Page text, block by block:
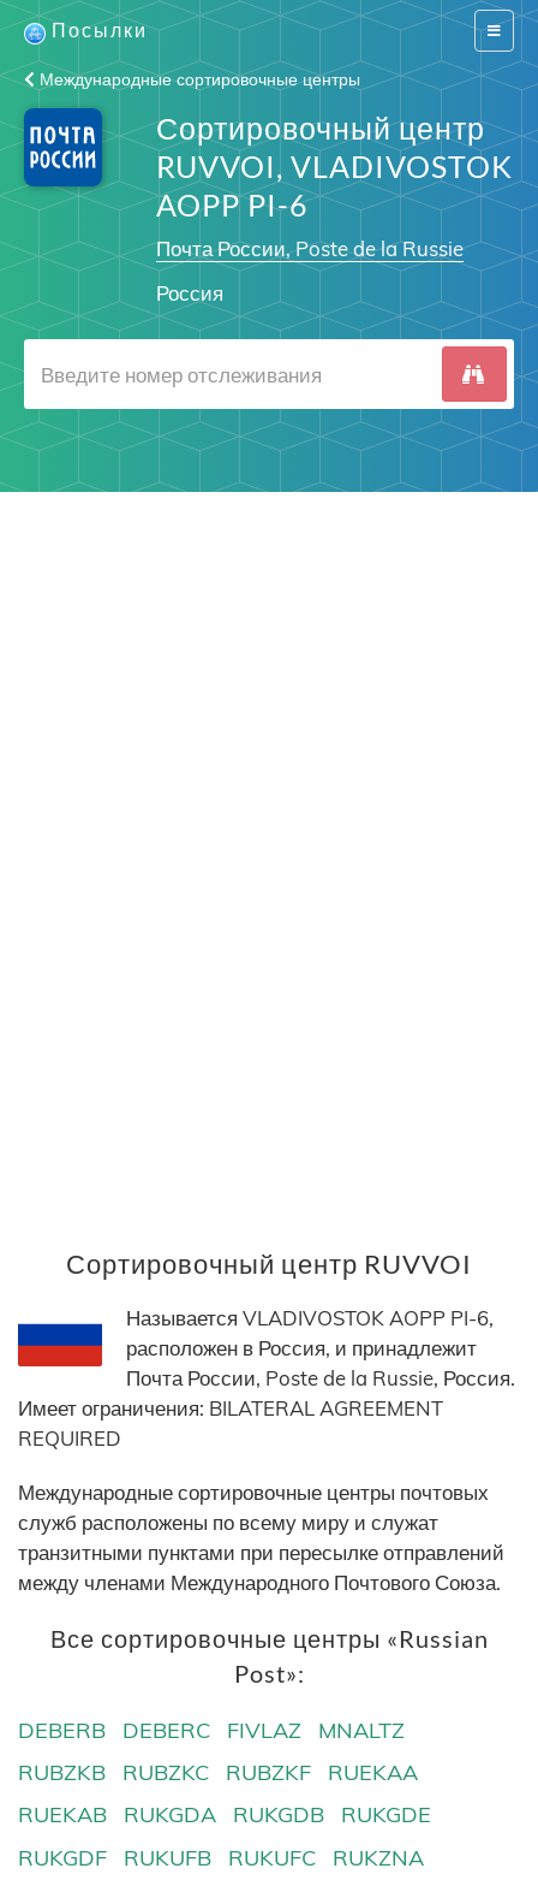
Switch
Посылки
Международные сортировочные центры
Сортировочный центр
RUVVOI, VLADIVOSTOK
AOPP PI-6
Почта России, Poste de la Russie
Россия
Сортировочный центр RUVVOI
Называется VLADIVOSTOK AOPP PI-6,
расположен в Россия, и принадлежит
Почта России, Poste de la Russie, Россия.
Имеет ограничения: BILATERAL AGREEMENT
REQUIRED
Международные сортировочные центры почтовых
служб расположены по всему миру и служат
транзитными пунктами при пересылке отправлений
между членами Международного Почтового Союза.
Все сортировочные центры «Russian
Post»:
DEBERB DEBERC FIVLAZ
MNALTZ
RUBZKB
RUBZKC RUBZKF
RUEKAA
RUEKAB
RUKGDA RUKGDB
RUKGDE
RUKGDF
RUKUFB RUKUFC
RUKZNA